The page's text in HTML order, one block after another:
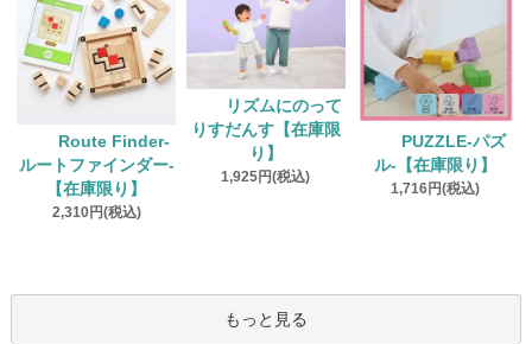
Route Finder‐
ルートファインダー‐
【在庫限り】
2,310円(税込)
リズムにのって
りすだんす【在庫限
り】
1,925円(税込)
PUZZLE‐パズ
ル‐【在庫限り】
1,716円(税込)
もっと見る